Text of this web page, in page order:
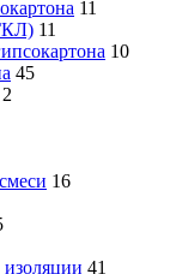
11
11
10
45
2
16
41